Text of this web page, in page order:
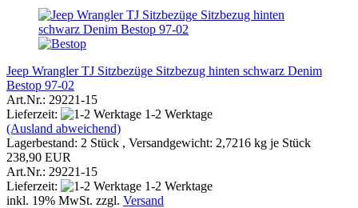
Jeep Wrangler TJ Sitzbezüge Sitzbezug hinten schwarz Denim
Bestop 97-02
Art.Nr.: 29221-15
Lieferzeit:
1-2 Werktage
(Ausland abweichend)
Lagerbestand: 2 Stück , Versandgewicht: 2,7216 kg je Stück
238,90 EUR
Art.Nr.: 29221-15
Lieferzeit:
1-2 Werktage
inkl. 19% MwSt. zzgl. Versand